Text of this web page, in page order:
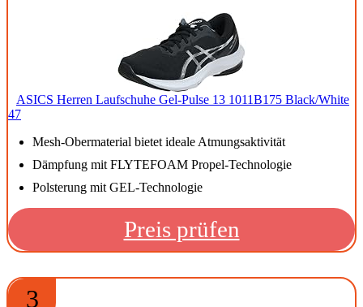
ASICS Herren Laufschuhe Gel-Pulse 13 1011B175 Black/White
47
Mesh-Obermaterial bietet ideale Atmungsaktivität
Dämpfung mit FLYTEFOAM Propel-Technologie
Polsterung mit GEL-Technologie
Preis prüfen
3